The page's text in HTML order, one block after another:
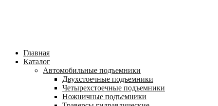
Главная
Каталог
Автомобильные подъемники
Двухстоечные подъемники
Четырехстоечные подъемники
Ножничные подъемники